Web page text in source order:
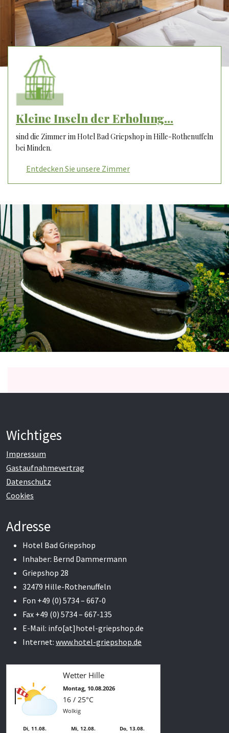
Kleine Inseln der Erholung...
sind die Zimmer im Hotel Bad Griepshop in Hille-Rothenuffeln
bei Minden.
Entdecken Sie unsere Zimmer
Wichtiges
Impressum
Gastaufnahmevertrag
Datenschutz
Cookies
Adresse
Hotel Bad Griepshop
Inhaber: Bernd Dammermann
Griepshop 28
32479 Hille-Rothenuffeln
Fon +49 (0) 5734 – 667-0
Fax +49 (0) 5734 – 667-135
E-Mail: info[at]hotel-griepshop.de
Internet: www.hotel-griepshop.de
Wetter Hille
Montag, 10.08.2026
16 / 25°C
Wolkig
Di, 11.08. Mi, 12.08. Do, 13.08.